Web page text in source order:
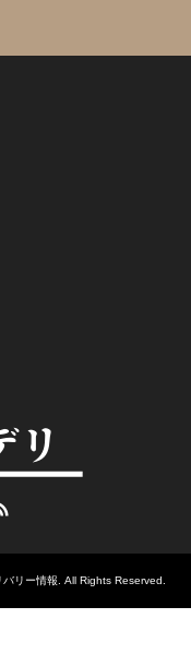
バリー情報. All Rights Reserved.